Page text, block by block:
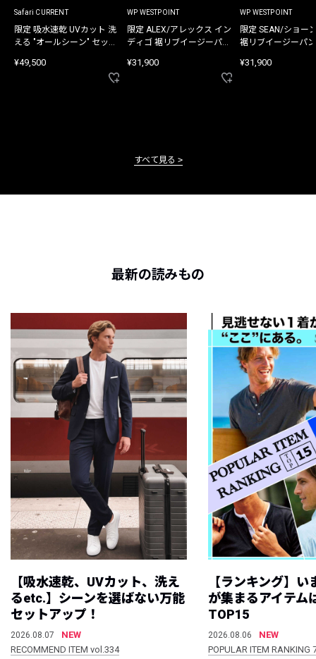
Safari CURRENT
限定 吸水速乾 UVカット 洗
える "オールシーン" セット
¥49,500
WP WESTPOINT
限定 ALEX/アレックス イン
ディゴ 裾リブイージーパン
¥31,900
WP WESTPOINT
限定 SEAN/ショー
裾リブイージーパ
¥31,900
すべて見る
最新の読みもの
【吸水速乾、UVカット、洗え
るetc.】シーンを選ばない万能
セットアップ！
2026.08.07
NEW
RECOMMEND ITEM vol.334
【ランキング】
が集まるアイテム
TOP15
2026.08.06
NEW
POPULAR ITEM